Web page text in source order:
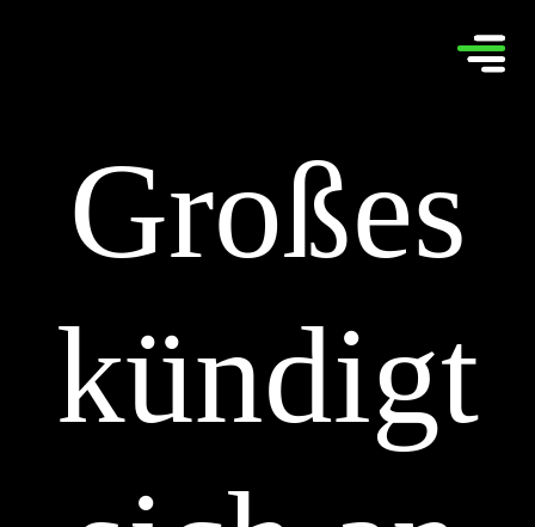
Großes
kündigt